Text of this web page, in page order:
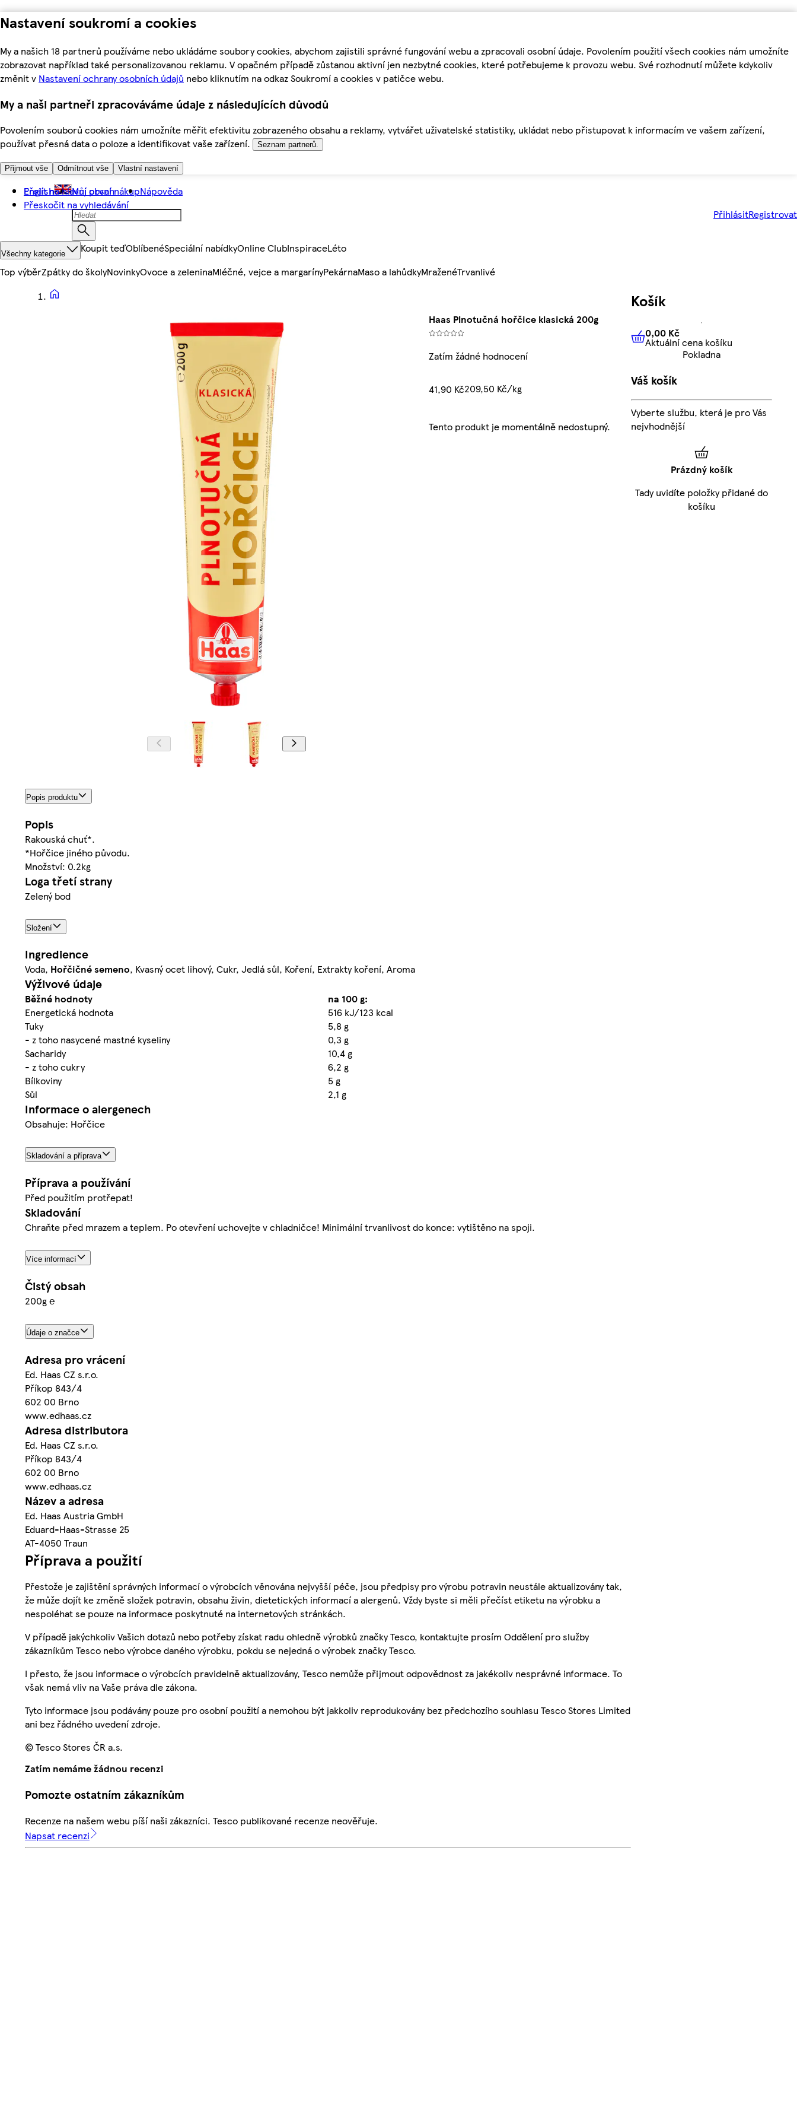
Nastavení soukromí a cookies
My a našich 18 partnerů používáme nebo ukládáme soubory cookies, abychom zajistili správné fungování webu a zpracovali osobní údaje. Povolením použití všech cookies nám umožníte
zobrazovat například také personalizovanou reklamu. V opačném případě zůstanou aktivní jen nezbytné cookies, které potřebujeme k provozu webu. Své rozhodnutí můžete kdykoliv
změnit v Nastavení ochrany osobních údajů nebo kliknutím na odkaz Soukromí a cookies v patičce webu.
My a naši partneři zpracováváme údaje z následujících důvodů
Povolením souborů cookies nám umožníte měřit efektivitu zobrazeného obsahu a reklamy, vytvářet uživatelské statistiky, ukládat nebo přistupovat k informacím ve vašem zařízení,
používat přesná data o poloze a identifikovat vaše zařízení.
Seznam partnerů.
Přijmout vše Odmítnout vše Vlastní nastavení
Přejít na hlavní obsah
Přeskočit na vyhledávání
English Můj první nákupNápověda
PřihlásitRegistrovat
Všechny kategorie Koupit teďOblíbenéSpeciální nabídkyOnline ClubInspiraceLéto
Top výběrZpátky do školyNovinkyOvoce a zeleninaMléčné, vejce a margarínyPekárnaMaso a lahůdkyMraženéTrvanlivé
Haas Plnotučná hořčice klasická 200g
Zatím žádné hodnocení
41,90 Kč209,50 Kč/kg
Tento produkt je momentálně nedostupný.
Popis produktu
Popis
Rakouská chuť*.
*Hořčice jiného původu.
Množství: 0.2kg
Loga třetí strany
Zelený bod
Složení
Ingredience
Voda, Hořčičnésemeno, Kvasný ocet lihový, Cukr, Jedlá sůl, Koření, Extrakty koření, Aroma
Výživové údaje
Běžné hodnoty
na 100 g:
Energetická hodnota
516 kJ/123 kcal
Tuky
5,8 g
- z toho nasycené mastné kyseliny
0,3 g
Sacharidy
10,4 g
- z toho cukry
6,2 g
Bílkoviny
5 g
Sůl
2,1 g
Informace o alergenech
Obsahuje: Hořčice
Skladování a příprava
Příprava a používání
Před použitím protřepat!
Skladování
Chraňte před mrazem a teplem. Po otevření uchovejte v chladničce! Minimální trvanlivost do konce: vytištěno na spoji.
Více informací
Čistý obsah
200g ℮
Údaje o značce
Adresa pro vrácení
Ed. Haas CZ s.r.o.
Příkop 843/4
602 00 Brno
www.edhaas.cz
Adresa distributora
Ed. Haas CZ s.r.o.
Příkop 843/4
602 00 Brno
www.edhaas.cz
Název a adresa
Ed. Haas Austria GmbH
Eduard-Haas-Strasse 25
AT-4050 Traun
Příprava a použití
Přestože je zajištění správných informací o výrobcích věnována nejvyšší péče, jsou předpisy pro výrobu potravin neustále aktualizovány tak,
že může dojít ke změně složek potravin, obsahu živin, dietetických informací a alergenů. Vždy byste si měli přečíst etiketu na výrobku a
nespoléhat se pouze na informace poskytnuté na internetových stránkách.
V případě jakýchkoliv Vašich dotazů nebo potřeby získat radu ohledně výrobků značky Tesco, kontaktujte prosím Oddělení pro služby
zákazníkům Tesco nebo výrobce daného výrobku, pokdu se nejedná o výrobek značky Tesco.
I přesto, že jsou informace o výrobcích pravidelně aktualizovány, Tesco nemůže přijmout odpovědnost za jakékoliv nesprávné informace. To
však nemá vliv na Vaše práva dle zákona.
Tyto informace jsou podávány pouze pro osobní použití a nemohou být jakkoliv reprodukovány bez předchozího souhlasu Tesco Stores Limited
ani bez řádného uvedení zdroje.
© Tesco Stores ČR a.s.
Zatím nemáme žádnou recenzi
Pomozte ostatním zákazníkům
Recenze na našem webu píší naši zákazníci. Tesco publikované recenze neověřuje.
Napsat recenzi
Košík
0,00 KčAktuální cena košíku
0,00 Kč
Aktuální cena košíku
Pokladna
Váš košík
Vyberte službu, která je pro Vás
nejvhodnější
Prázdný košík
Tady uvidíte položky přidané do
košíku